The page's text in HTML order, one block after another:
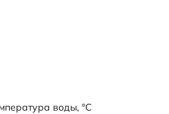
воды, °C